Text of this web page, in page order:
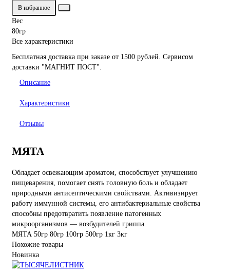
В избранное
Вес
80гр
Все характеристики
Бесплатная доставка при заказе от 1500 рублей. Сервисом
доставки "МАГНИТ ПОСТ".
Описание
Характеристики
Отзывы
МЯТА
Обладает освежающим ароматом, способствует улучшению
пищеварения, помогает снять головную боль и обладает
природными антисептическими свойствами. Активизирует
работу иммунной системы, его антибактериальные свойства
способны предотвратить появление патогенных
микроорганизмов — возбудителей гриппа.
МЯТА 50гр 80гр 100гр 500гр 1кг 3кг
Похожие товары
Новинка